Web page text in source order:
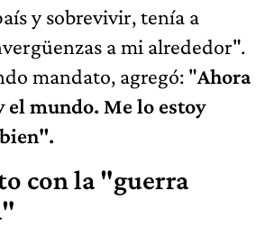
y sobrevivir, tenía a
a mi alrededor".
mandato, agregó: "Ahora
el mundo. Me lo estoy
con la "guerra